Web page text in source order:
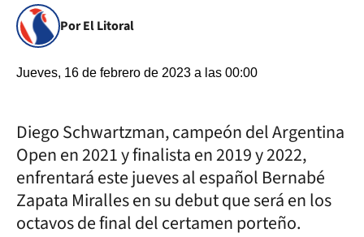
Por El Litoral
Jueves, 16 de febrero de 2023 a las 00:00
Diego Schwartzman, campeón del Argentina
Open en 2021 y finalista en 2019 y 2022,
enfrentará este jueves al español Bernabé
Zapata Miralles en su debut que será en los
octavos de final del certamen porteño.